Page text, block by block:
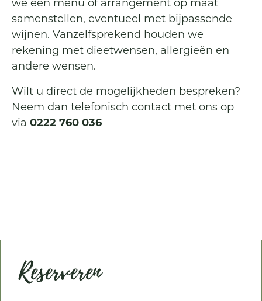
we een menu of arrangement op maat
samenstellen, eventueel met bijpassende
wijnen. Vanzelfsprekend houden we
rekening met dieetwensen, allergieën en
andere wensen.
Wilt u direct de mogelijkheden bespreken?
Neem dan telefonisch contact met ons op
via 0222 760 036
Reserveren